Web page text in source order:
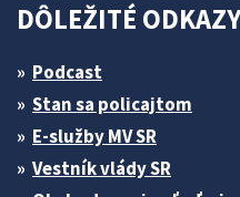
DÔLEŽITÉ ODKAZY
Podcast
Stan sa policajtom
E-služby MV SR
Vestník vlády SR